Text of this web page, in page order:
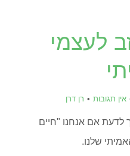
לעצמי
אין תגובות רן דרן
איך לדעת אם אנחנו "חיים
שלנו.